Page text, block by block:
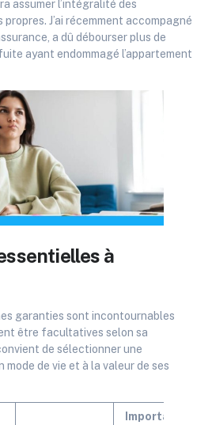
assumer l’intégralité des
J’ai récemment accompagné
a dû débourser plus de
ayant endommagé l’appartement
à
garanties sont incontournables
être facultatives selon sa
de sélectionner une
de vie et à la valeur de ses
Importance